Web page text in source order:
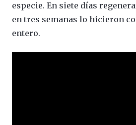
especie. En siete días
en tres semanas lo hicieron
entero.